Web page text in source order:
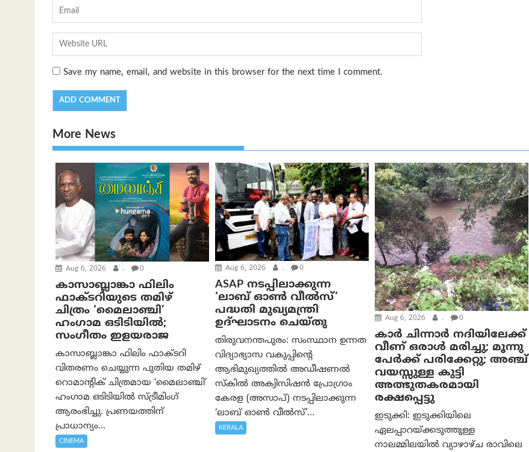
Save my name, email, and website in this browser for the next time I comment.
More News
Aug 6, 2026 . 0
കാസാബ്ലാങ്കാ ഫിലിം
ഫാക്ടറിയുടെ തമിഴ്
ചിത്രം ‘മൈലാഞ്ചി’
ഹംഗാമ ഒടിടിയിൽ;
സംഗീതം ഇളയരാജ
കാസാബ്ലാങ്കാ ഫിലിം ഫാക്ടറി
വിതരണം ചെയ്യുന്ന പുതിയ തമിഴ്
റൊമാന്റിക് ചിത്രമായ ‘മൈലാഞ്ചി’
ഹംഗാമ ഒടിടിയിൽ സ്ട്രീമിംഗ്
ആരംഭിച്ചു. പ്രണയത്തിന്
പ്രാധാന്യം...
CINEMA
Aug 6, 2026 . 0
ASAP നടപ്പിലാക്കുന്ന
‘ലാബ് ഓൺ വീൽസ്’
പദ്ധതി മുഖ്യമന്ത്രി
ഉദ്ഘാടനം ചെയ്തു
തിരുവനന്തപുരം: സംസ്ഥാന ഉന്നത
വിദ്യാഭ്യാസ വകുപ്പിന്റെ
ആഭിമുഖ്യത്തിൽ അഡീഷണൽ
സ്കിൽ അക്വിസിഷൻ പ്രോഗ്രാം
കേരള (അസാപ്) നടപ്പിലാക്കുന്ന
‘ലാബ് ഓൺ വീൽസ്’...
KERALA
Aug 6, 2026 . 0
കാര്‍ ചിന്നാര്‍ നദിയിലേക്ക്
വീണ് ഒരാള്‍ മരിച്ചു; മൂന്നു
പേര്‍ക്ക് പരിക്കേറ്റു; അഞ്ച്
വയസ്സുള്ള കുട്ടി
അത്ഭുതകരമായി
രക്ഷപ്പെട്ടു
ഇടുക്കി: ഇടുക്കിയിലെ
ഏലപ്പാറയ്ക്കടുത്തുള്ള
നാലമ്മിലയിൽ വ്യാഴാഴ്ച രാവിലെ